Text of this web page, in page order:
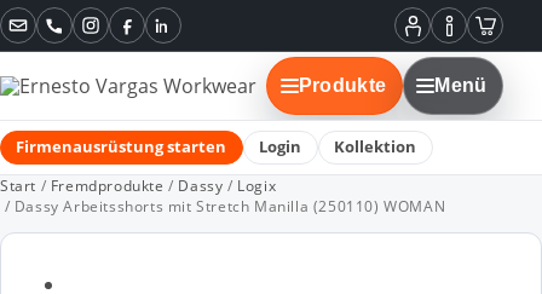
Mein
Konto
Informationen
Instagram
FacebookLinkedIn
Produkte Menü
Firmenausrüstung starten Login Kollektion
Start / Fremdprodukte / Dassy / Logix
/ Dassy Arbeitsshorts mit Stretch Manilla (250110) WOMAN